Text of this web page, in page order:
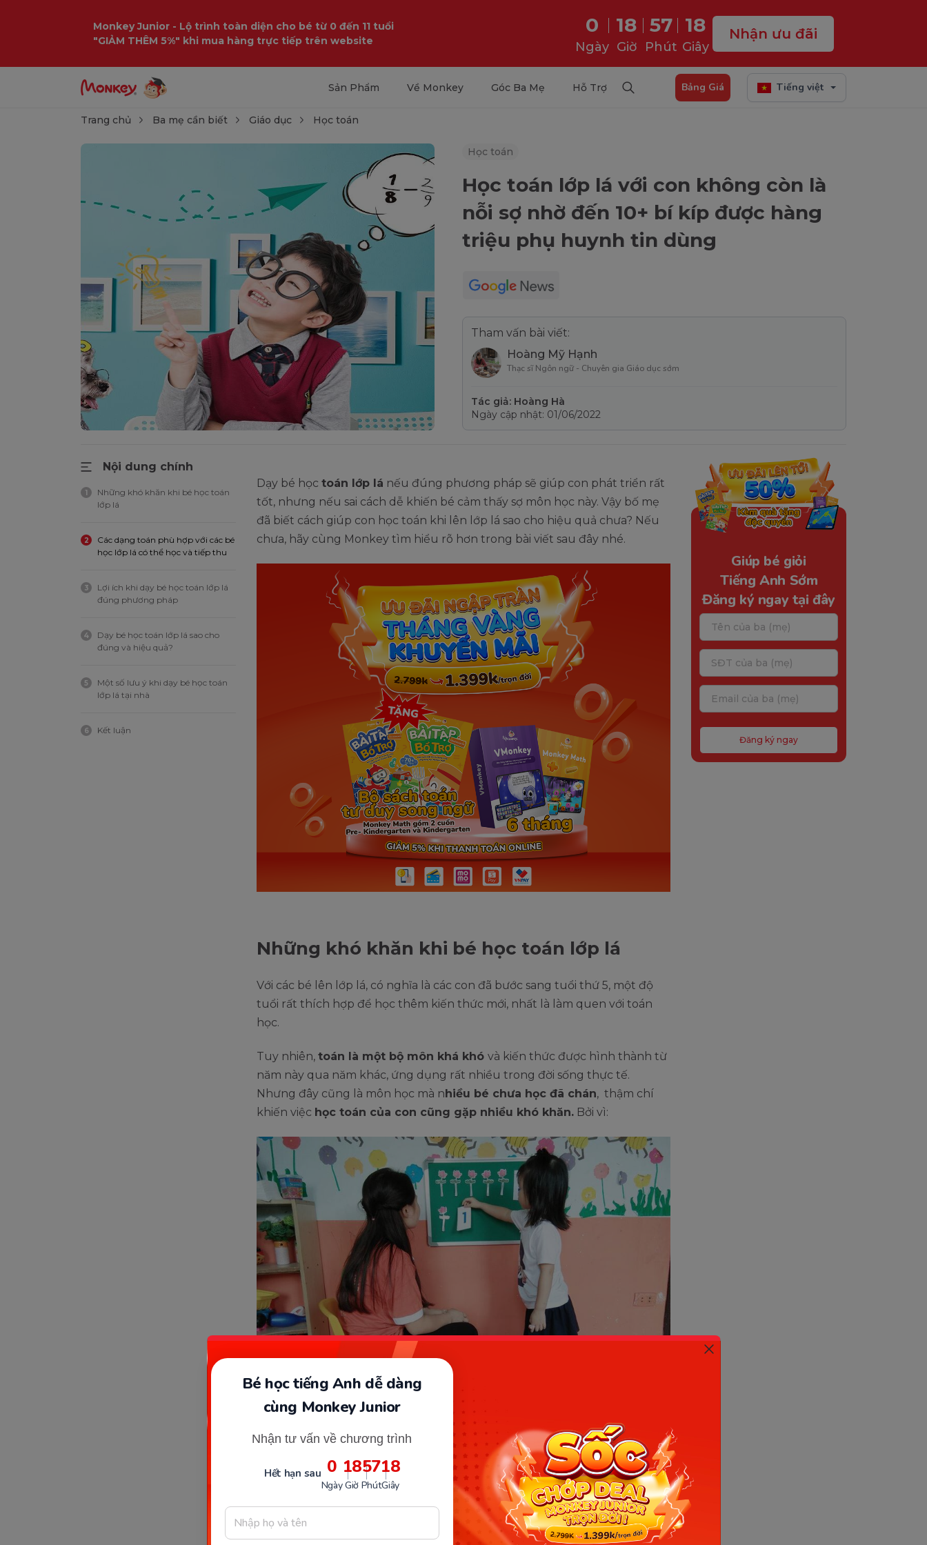
Monkey Junior - Lộ trình toàn diện cho bé từ 0 đến 11 tuổi
"GIẢM THÊM 5%" khi mua hàng trực tiếp trên website
0
Ngày
18
Giờ
57
Phút
16
Giây
Nhận ưu đãi
Sản Phẩm Về Monkey Góc Ba Mẹ Hỗ Trợ Bảng Giá Tiếng việt
Bé học tiếng Anh dễ dàng
cùng Monkey Junior
Nhận tư vấn về chương trình
Hết hạn sau 0
Ngày
18
Giờ
57
Phút
16
Giây
Trang chủ Ba mẹ cần biết Giáo dục Học toán
Học toán
Học toán lớp lá với con không còn là
nỗi sợ nhờ đến 10+ bí kíp được hàng
triệu phụ huynh tin dùng
Tham vấn bài viết:
Hoàng Mỹ Hạnh
Thạc sĩ Ngôn ngữ - Chuyên gia Giáo dục sớm
Tác giả: Hoàng Hà
Ngày cập nhật: 01/06/2022
Nội dung chính
1
Những khó khăn khi bé học toán
lớp lá
2
Các dạng toán phù hợp với các bé
học lớp lá có thể học và tiếp thu
3
Lợi ích khi dạy bé học toán lớp lá
đúng phương pháp
4
Dạy bé học toán lớp lá sao cho
đúng và hiệu quả?
5
Một số lưu ý khi dạy bé học toán
lớp lá tại nhà
6 Kết luận
Dạy bé học toán lớp lá nếu đúng phương pháp sẽ giúp con phát triển rất
tốt, nhưng nếu sai cách dễ khiến bé cảm thấy sợ môn học này. Vậy bố mẹ
đã biết cách giúp con học toán khi lên lớp lá sao cho hiệu quả chưa? Nếu
chưa, hãy cùng Monkey tìm hiểu rõ hơn trong bài viết sau đây nhé.
Những khó khăn khi bé học toán lớp lá
Với các bé lên lớp lá, có nghĩa là các con đã bước sang tuổi thứ 5, một độ
tuổi rất thích hợp để học thêm kiến thức mới, nhất là làm quen với toán
học.
Tuy nhiên, toán là một bộ môn khá khó và kiến thức được hình thành từ
năm này qua năm khác, ứng dụng rất nhiều trong đời sống thực tế.
Nhưng đây cũng là môn học mà nhiều bé chưa học đã chán, thậm chí
khiến việc học toán của con cũng gặp nhiều khó khăn. Bởi vì:
Vì bé mới 5 tuổi nên việc học toán khá khó khăn. (Ảnh: Bút Lá Tre)
Các bé học lớp lá, mới 5 tuổi nên chưa thể làm
quen với việc học nghiêm túc nên khi cho con làm quen với toán sẽ
cảm thấy lạ lẫm, sợ sệt hay còn tinh thần ham chơi nhiều hơn.
Giúp bé giỏi
Tiếng Anh Sớm
Đăng ký ngay tại đây
Đăng ký ngay